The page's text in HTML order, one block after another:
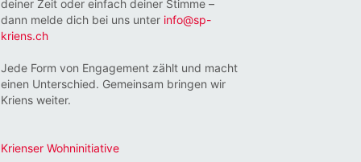
deiner Zeit oder einfach deiner Stimme –
dann melde dich bei uns unter info@sp-
kriens.ch
Jede Form von Engagement zählt und macht
einen Unterschied. Gemeinsam bringen wir
Kriens weiter.
Krienser Wohninitiative